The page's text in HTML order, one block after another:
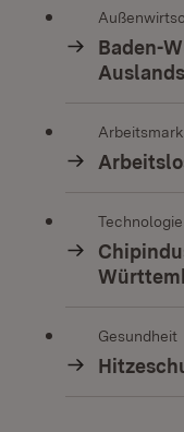
Baden-
Technologie
Gesundheit